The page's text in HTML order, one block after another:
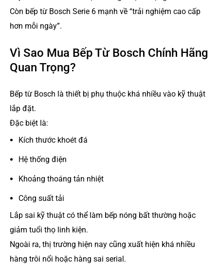
Còn bếp từ Bosch Serie 6 mạnh về “trải nghiệm cao cấp
hơn mỗi ngày”.
Vì Sao Mua Bếp Từ Bosch Chính Hãng
Quan Trọng?
Bếp từ Bosch là thiết bị phụ thuộc khá nhiều vào kỹ thuật
lắp đặt.
Đặc biệt là:
Kích thước khoét đá
Hệ thống điện
Khoảng thoáng tản nhiệt
Công suất tải
Lắp sai kỹ thuật có thể làm bếp nóng bất thường hoặc
giảm tuổi thọ linh kiện.
Ngoài ra, thị trường hiện nay cũng xuất hiện khá nhiều
hàng trôi nổi hoặc hàng sai serial.